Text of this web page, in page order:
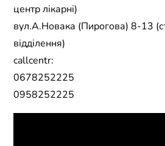
центр лікарні)
вул.А.Новака (Пирогова) 8-13
відділення)
callcentr:
0678252225
0958252225